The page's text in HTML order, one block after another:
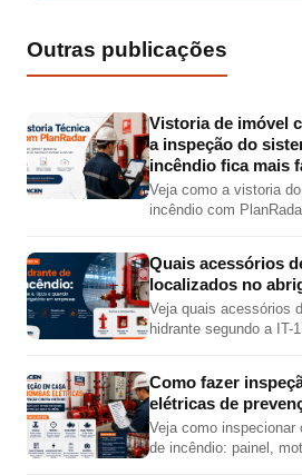
Outras publicações
Vistoria de imóvel
a inspeção do
incêndio fica mais
Veja como a vistoria
incêndio com
Quais acessórios
localizados no
Veja quais acessórios
hidrante segundo a IT-
Como fazer
elétricas de
Veja como
de incêndio: painel,